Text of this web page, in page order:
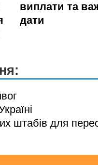
виплати та
дати
штабів для